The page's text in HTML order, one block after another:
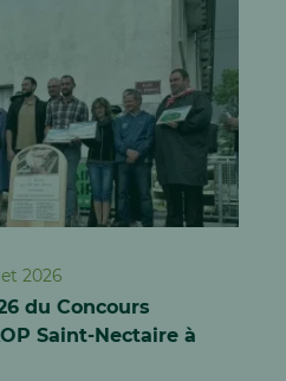
2026
du Concours
Saint-Nectaire à